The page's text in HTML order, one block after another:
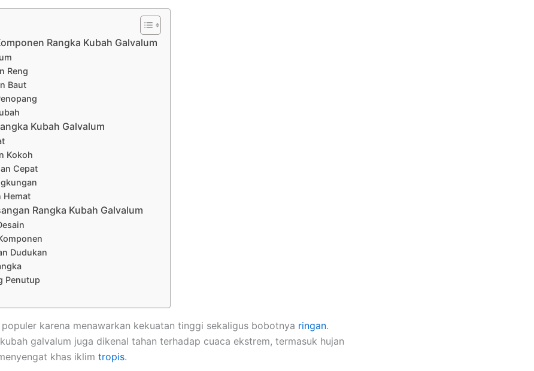
Rangka Kubah Galvalum
Reng
Baut
Kubah Galvalum
Kokoh
Cepat
Hemat
Rangka Kubah Galvalum
Dudukan
Penutup
karena menawarkan kekuatan tinggi sekaligus bobotnya ringan.
galvalum juga dikenal tahan terhadap cuaca ekstrem, termasuk hujan
khas iklim tropis.